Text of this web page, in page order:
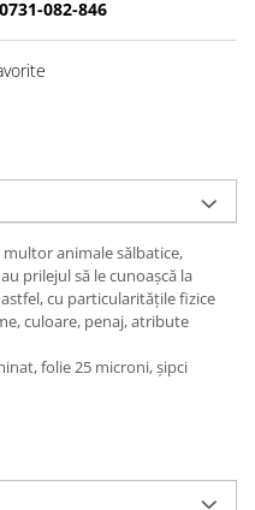
0731-082-846
animale sălbatice,
prilejul să le cunoașcă la
cu particularitățile fizice
culoare, penaj, atribute
folie 25 microni, şipci